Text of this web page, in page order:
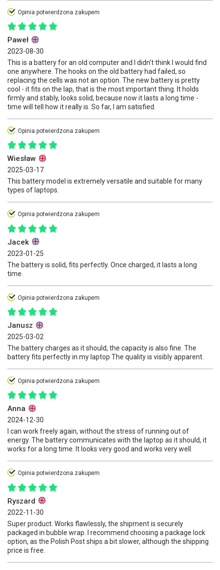
Opinia potwierdzona zakupem
Paweł
2023-08-30
This is a battery for an old computer and I didn't think I would find
one anywhere. The hooks on the old battery had failed, so
replacing the cells was not an option. The new battery is pretty
cool - it fits on the lap, that is the most important thing. It holds
firmly and stably, looks solid, because now it lasts a long time -
time will tell how it really is. So far, I am satisfied.
Opinia potwierdzona zakupem
Wiesław
2025-03-17
This battery model is extremely versatile and suitable for many
types of laptops.
Opinia potwierdzona zakupem
Jacek
2023-01-25
The battery is solid, fits perfectly. Once charged, it lasts a long
time.
Opinia potwierdzona zakupem
Janusz
2025-03-02
The battery charges as it should, the capacity is also fine. The
battery fits perfectly in my laptop The quality is visibly apparent.
Opinia potwierdzona zakupem
Anna
2024-12-30
I can work freely again, without the stress of running out of
energy. The battery communicates with the laptop as it should, it
works for a long time. It looks very good and works very well.
Opinia potwierdzona zakupem
Ryszard
2022-11-30
Super product. Works flawlessly, the shipment is securely
packaged in bubble wrap. I recommend choosing a package lock
option, as the Polish Post ships a bit slower, although the shipping
price is free.